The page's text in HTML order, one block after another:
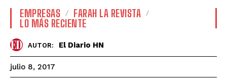
EMPRESAS
FARAH LA REVISTA
LO MÁS RECIENTE
AUTOR: El Diario HN
julio 8, 2017